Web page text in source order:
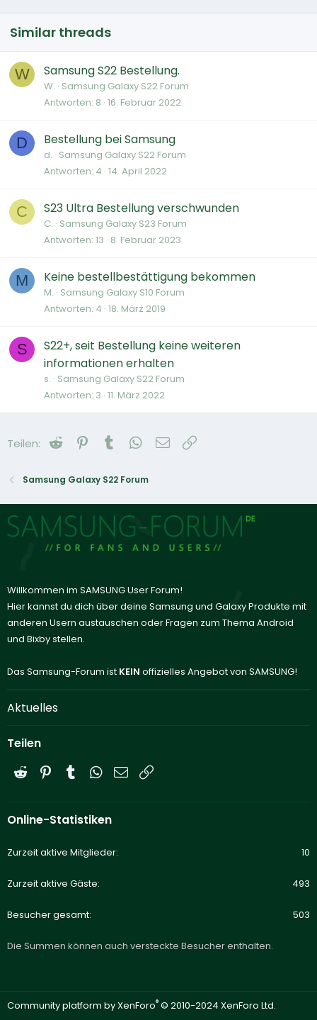
Similar threads
W Samsung S22 Bestellung.
W. Samsung Galaxy S22 Forum
Antworten 8 16. Februar 2022
D Bestellung bei Samsung
d. Samsung Galaxy S22 Forum
Antworten 4 14. April 2022
C S23 Ultra Bestellung verschwunden
C. Samsung Galaxy S23 Forum
Antworten 13 8. Februar 2023
M Keine bestellbestättigung bekommen
M. Samsung Galaxy S10 Forum
Antworten 4 18. März 2019
S
S22+, seit Bestellung keine weiteren
informationen erhalten
s. Samsung Galaxy S22 Forum
Antworten 3 11. März 2022
Teilen: Reddit Pinterest
Tumblr WhatsApp
E-Mail
Samsung Galaxy S22 Forum
Willkommen im SAMSUNG User Forum!
Hier kannst du dich über deine Samsung und Galaxy Produkte mit
anderen Usern austauschen oder Fragen zum Thema Android
und Bixby stellen.
Das Samsung-Forum ist KEIN offizielles Angebot von SAMSUNG!
Aktuelles
Teilen
Reddit PinterestTumblrWhatsApp
E-Mail
Online-Statistiken
Zurzeit aktive Mitglieder 10
Zurzeit aktive Gäste 493
Besucher gesamt 503
Die Summen können auch versteckte Besucher enthalten.
Community platform by XenForo® © 2010-2024 XenForo Ltd.